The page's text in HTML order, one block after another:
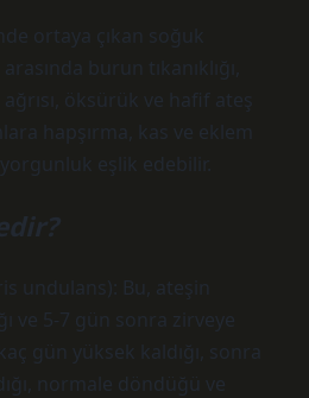
ortaya çıkan soğuk
burun tıkanıklığı,
öksürük ve hafif ateş
hapşırma, kas ve eklem
yorgunluk eşlik edebilir.
undulans): Bu, ateşin
ve 5-7 gün sonra zirveye
gün yüksek kaldığı, sonra
normale döndüğü ve